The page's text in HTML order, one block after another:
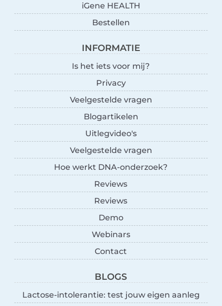
iGene HEALTH
Bestellen
INFORMATIE
Is het iets voor mij?
Privacy
Veelgestelde vragen
Blogartikelen
Uitlegvideo's
Veelgestelde vragen
Hoe werkt DNA-onderzoek?
Reviews
Reviews
Demo
Webinars
Contact
BLOGS
Lactose-intolerantie: test jouw eigen aanleg